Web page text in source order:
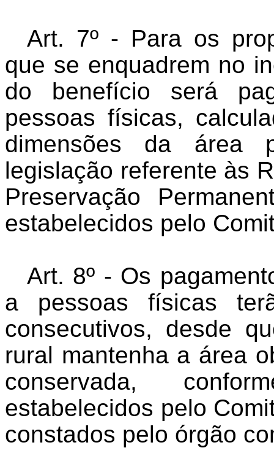
Art. 7º - Para os
que se enquadrem no
do benefício será
pessoas físicas,
dimensões da área
legislação referente às
Preservação
estabelecidos pelo
Art. 8º - Os
a pessoas físicas
consecutivos, desde
rural mantenha a área
conservada,
estabelecidos pelo
constados pelo órgão